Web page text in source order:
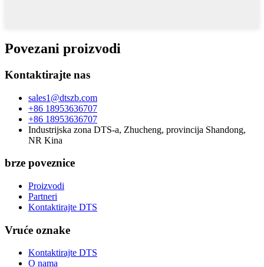
Povezani proizvodi
Kontaktirajte nas
sales1@dtszb.com
+86 18953636707
+86 18953636707
Industrijska zona DTS-a, Zhucheng, provincija Shandong,
NR Kina
brze poveznice
Proizvodi
Partneri
Kontaktirajte DTS
Vruće oznake
Kontaktirajte DTS
O nama